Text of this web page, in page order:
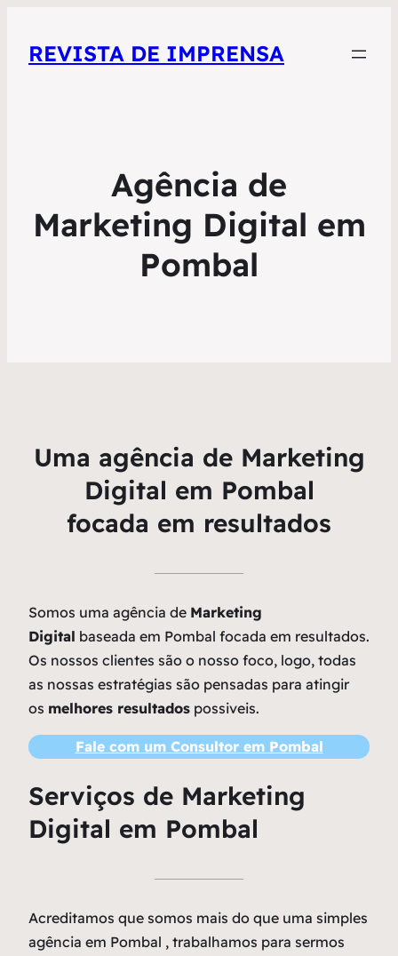
REVISTA DE IMPRENSA
Agência de
Marketing Digital em
Pombal
Uma agência de Marketing
Digital em Pombal
focada em resultados
Somos uma agência de Marketing
Digital baseada em Pombal focada em resultados.
Os nossos clientes são o nosso foco, logo, todas
as nossas estratégias são pensadas para atingir
os melhores resultados possiveis.
Fale com um Consultor em Pombal
Serviços de Marketing
Digital em Pombal
Acreditamos que somos mais do que uma simples
agência em Pombal , trabalhamos para sermos